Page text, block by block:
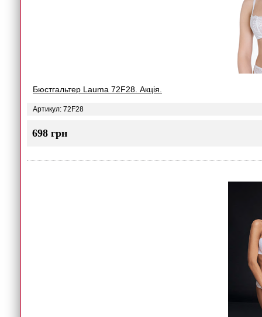
Бюстгальтер Lauma 72F28. Акція.
Артикул: 72F28
698 грн